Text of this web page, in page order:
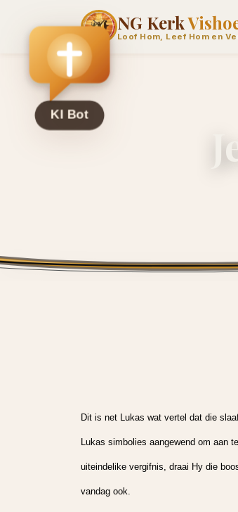
NG Kerk
Loof Hom, Leef Hom en
Dit is net Lukas wat vertel dat die
Lukas simbolies aangewend om aan
uiteindelike vergifnis, draai Hy die
vandag ook.